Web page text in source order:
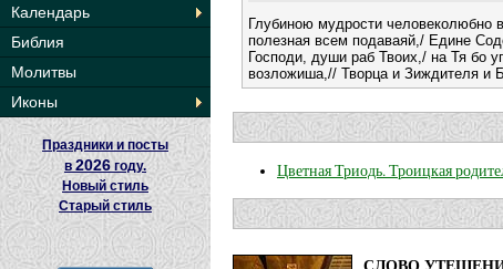
Календарь
Библия
Молитвы
Иконы
Праздники и посты
в2026 году.
Новый стиль
Старый стиль
Глубиною мудрости человеколюбно
полезная всем подаваяй,/ Едине
Господи, души раб Твоих,/ на Тя бо
возложиша,// Творца и Зиждителя и
Цветная Триодь. Троицкая